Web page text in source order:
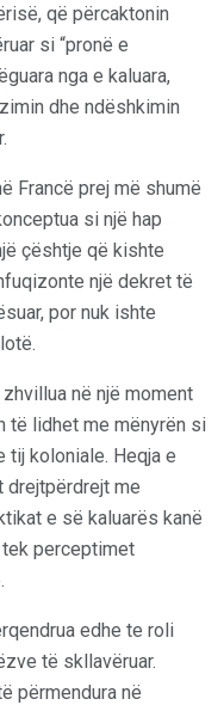
që përcaktonin
si “pronë e
nga e kaluara,
dhe ndëshkimin
Francë prej më shumë
si një hap
çështje që kishte
një dekret të
por nuk ishte
në një moment
të lidhet me mënyrën si
tij koloniale. Heqja e
me
e së kaluarës kanë
perceptimet
edhe te roli
të skllavëruar.
përmendura në